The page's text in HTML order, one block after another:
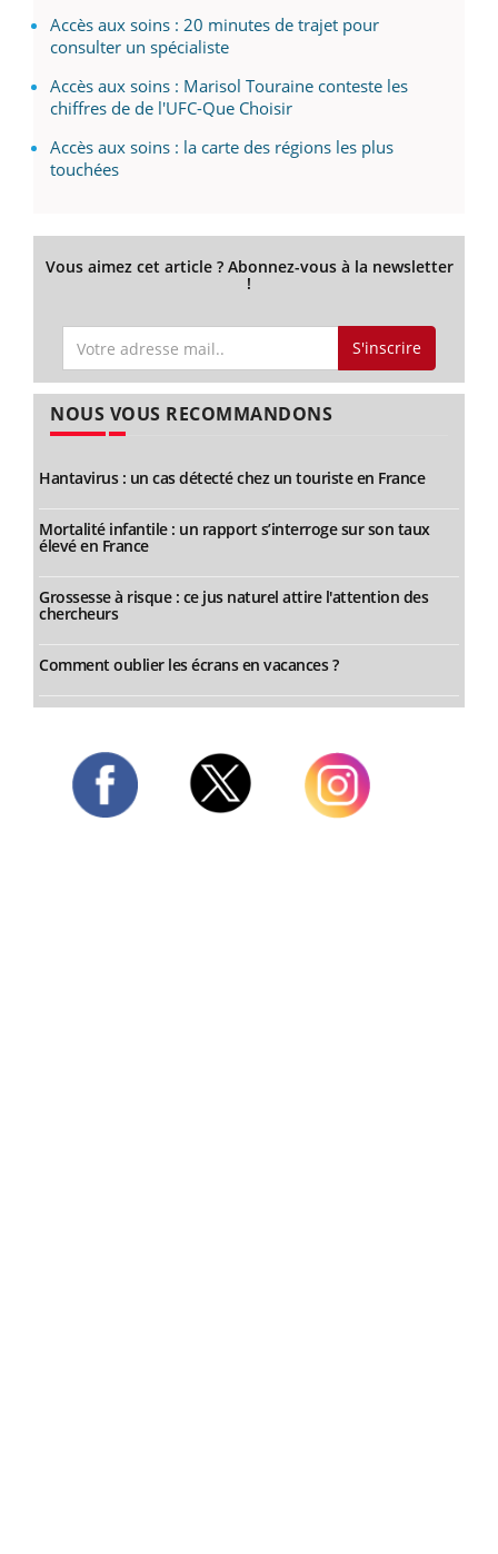
Accès aux soins : 20 minutes de trajet pour
consulter un spécialiste
Accès aux soins : Marisol Touraine conteste les
chiffres de de l'UFC-Que Choisir
Accès aux soins : la carte des régions les plus
touchées
Vous aimez cet article ? Abonnez-vous à la newsletter
!
S'inscrire
NOUS VOUS RECOMMANDONS
Hantavirus : un cas détecté chez un touriste en France
Mortalité infantile : un rapport s’interroge sur son taux
élevé en France
Grossesse à risque : ce jus naturel attire l'attention des
chercheurs
Comment oublier les écrans en vacances ?